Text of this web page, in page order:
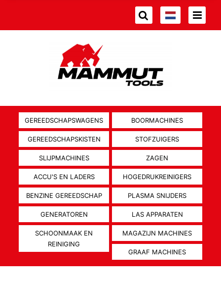
GEREEDSCHAPSWAGENS BOORMACHINES
GEREEDSCHAPSKISTEN STOFZUIGERS
SLIJPMACHINES ZAGEN
ACCU'S EN LADERS HOGEDRUKREINIGERS
BENZINE GEREEDSCHAP PLASMA SNIJDERS
GENERATOREN LAS APPARATEN
SCHOONMAAK EN
REINIGING
MAGAZIJN MACHINES
GRAAF MACHINES